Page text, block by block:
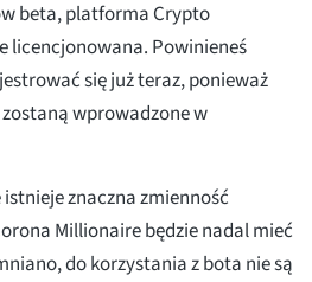
beta, platforma Crypto
licencjonowana. Powinieneś
się już teraz, ponieważ
wprowadzone w
znaczna zmienność
Millionaire będzie nadal mieć
do korzystania z bota nie są